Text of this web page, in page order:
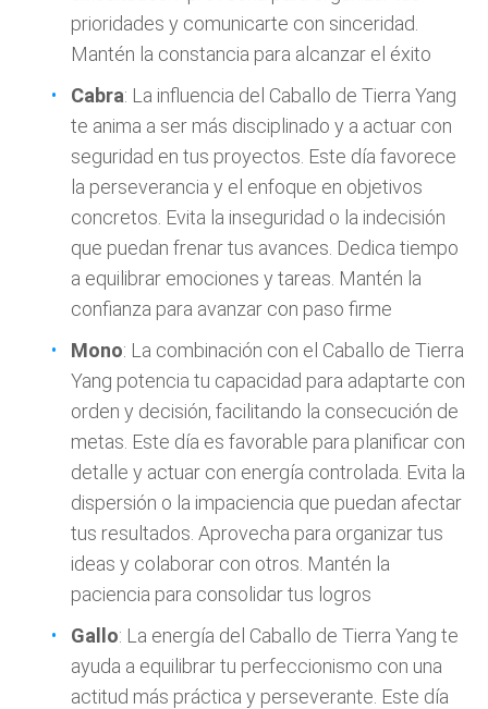
prioridades y comunicarte con sinceridad.
Mantén la constancia para alcanzar el éxito
Cabra: La influencia del Caballo de Tierra Yang
te anima a ser más disciplinado y a actuar con
seguridad en tus proyectos. Este día favorece
la perseverancia y el enfoque en objetivos
concretos. Evita la inseguridad o la indecisión
que puedan frenar tus avances. Dedica tiempo
a equilibrar emociones y tareas. Mantén la
confianza para avanzar con paso firme
Mono: La combinación con el Caballo de Tierra
Yang potencia tu capacidad para adaptarte con
orden y decisión, facilitando la consecución de
metas. Este día es favorable para planificar con
detalle y actuar con energía controlada. Evita la
dispersión o la impaciencia que puedan afectar
tus resultados. Aprovecha para organizar tus
ideas y colaborar con otros. Mantén la
paciencia para consolidar tus logros
Gallo: La energía del Caballo de Tierra Yang te
ayuda a equilibrar tu perfeccionismo con una
actitud más práctica y perseverante. Este día